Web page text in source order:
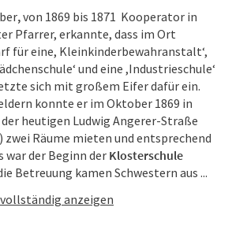
,von 1869 bis 1871 Kooperator in
Pfarrer, erkannte, dass im Ort
für eine, Kleinkinderbewahranstalt‘,
und eine ,Industrieschule‘
sich mit großem Eifer dafür ein.
konnte er im Oktober 1869 in
heutigen Ludwig Angerer-Straße
zwei Räume mieten und entsprechend
war der Beginn derKlosterschule
Betreuung kamen Schwestern aus ...
anzeigen